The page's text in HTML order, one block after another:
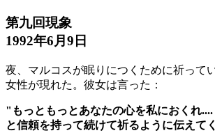
第九回現象
1992年6月9日
夜、マルコスが眠りにつくために祈って
女性が現れた。彼女は言った：
"もっともっとあなたの心を私におくれ
と信頼を持って続けて祈るように伝えて